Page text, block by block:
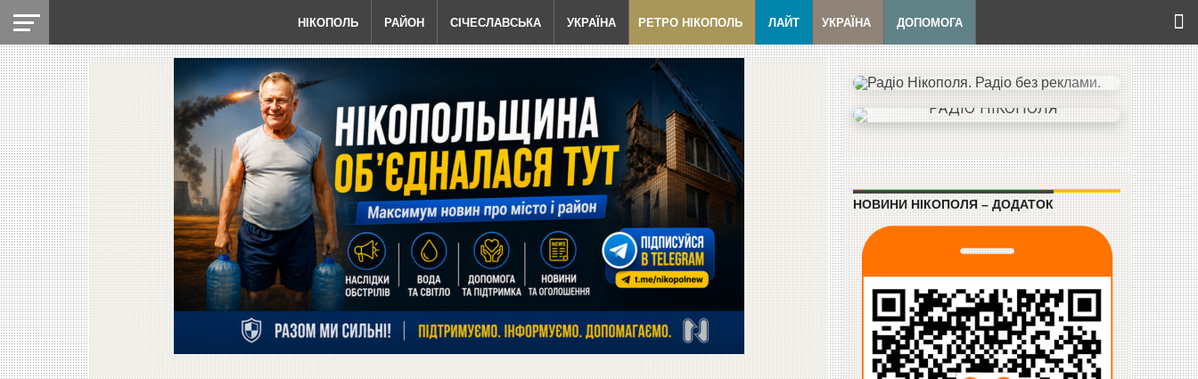
НІКОПОЛЬ РАЙОН СІЧЕСЛАВСЬКА УКРАЇНА РЕТРО НІКОПОЛЬ ЛАЙТ УКРАЇНА ДОПОМОГА
НОВИНИ НІКОПОЛЯ – ДОДАТОК